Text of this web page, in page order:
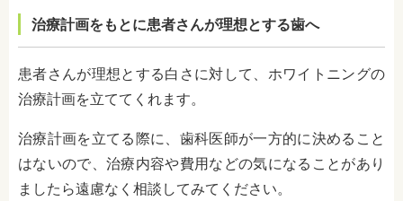
治療計画をもとに患者さんが理想とする歯へ
患者さんが理想とする白さに対して、ホワイトニングの
治療計画を立ててくれます。
治療計画を立てる際に、歯科医師が一方的に決めること
はないので、治療内容や費用などの気になることがあり
ましたら遠慮なく相談してみてください。